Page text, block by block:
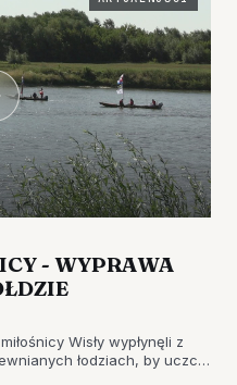
- WYPRAWA
Wisły wypłynęli z
łodziach, by uczcić